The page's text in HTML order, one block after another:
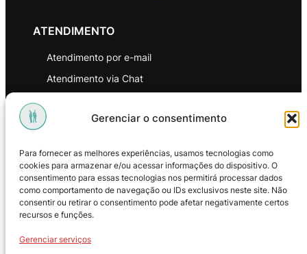
Gerenciar o consentimento
Para fornecer as melhores experiências, usamos tecnologias como
cookies para armazenar e/ou acessar informações do dispositivo. O
consentimento para essas tecnologias nos permitirá processar dados
como comportamento de navegação ou IDs exclusivos neste site. Não
consentir ou retirar o consentimento pode afetar negativamente certos
recursos e funções.
Gerenciar serviços
ATENDIMENTO
Atendimento por e-mail
Atendimento via Chat
Política de Privacidade
Política de Troca e Devoluções
Política de Reembolso